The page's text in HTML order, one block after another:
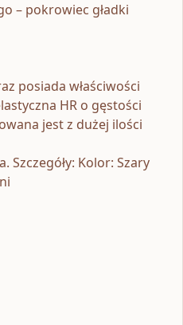
– pokrowiec gładki
posiada właściwości
HR o gęstości
jest z dużej ilości
Szczegóły: Kolor: Szary